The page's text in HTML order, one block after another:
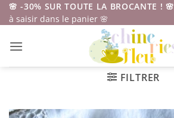
Passer
au
🌸 -30% SUR TOUTE LA BROCANTE ! 🌸
à saisir dans le panier 🌸
FILTRER